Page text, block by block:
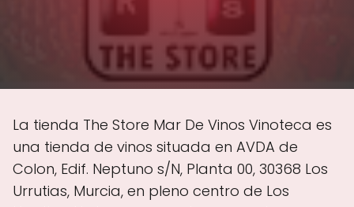
La tienda The Store Mar De Vinos Vinoteca es
una tienda de vinos situada en AVDA de
Colon, Edif. Neptuno s/N, Planta 00, 30368 Los
Urrutias, Murcia, en pleno centro de Los